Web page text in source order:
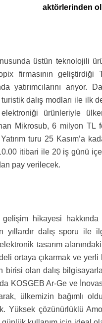
aktörlerinden
üstün teknolojili
firmasının
yatırımcılarını
dalış modları ile ilk
ürünleriyle
Mikrosub, 6 milyon TL
turu 25 Kasım’a
itibari ile 20 iş günü
pay verilecek.
hikayesi
yıllardır dalış sporu
tasarım
ortaya çıkarmak ve yerli
olan dalış
KOSGEB Ar-Ge ve
ülkemizin bağımlı
Yüksek çözünürlüklü